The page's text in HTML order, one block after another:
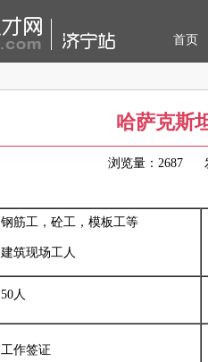
首页
哈萨克斯
浏览量：2687
钢筋工，砼工，模板工等
建筑现场工人
50人
工作签证